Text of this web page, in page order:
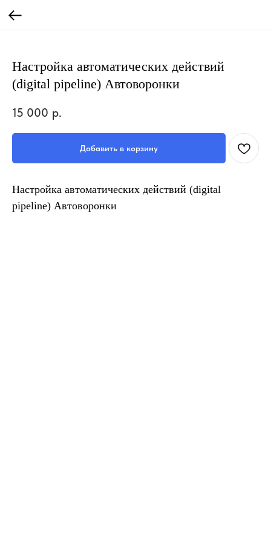
Настройка автоматических действий
(digital pipeline) Автоворонки
15 000 р.
Добавить в корзину
Настройка автоматических действий (digital
pipeline) Автоворонки